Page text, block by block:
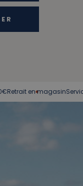
Service client à